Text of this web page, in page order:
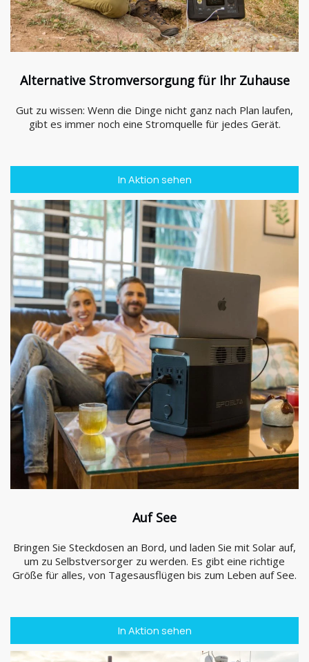
Alternative Stromversorgung für Ihr Zuhause
Gut zu wissen: Wenn die Dinge nicht ganz nach Plan laufen,
gibt es immer noch eine Stromquelle für jedes Gerät.
In Aktion sehen
Auf See
Bringen Sie Steckdosen an Bord, und laden Sie mit Solar auf,
um zu Selbstversorger zu werden. Es gibt eine richtige
Größe für alles, von Tagesausflügen bis zum Leben auf See.
In Aktion sehen